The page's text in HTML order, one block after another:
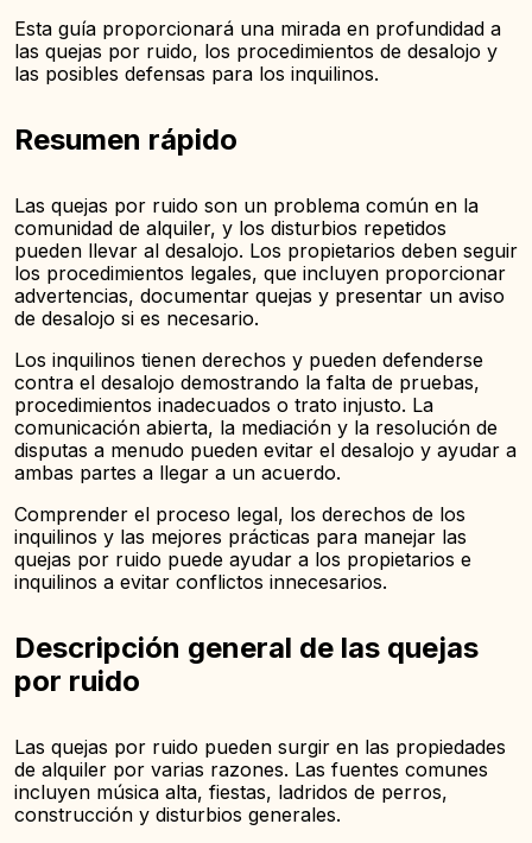
Esta guía proporcionará una mirada en profundidad a
las quejas por ruido, los procedimientos de desalojo y
las posibles defensas para los inquilinos.
Resumen rápido
Las quejas por ruido son un problema común en la
comunidad de alquiler, y los disturbios repetidos
pueden llevar al desalojo. Los propietarios deben seguir
los procedimientos legales, que incluyen proporcionar
advertencias, documentar quejas y presentar un aviso
de desalojo si es necesario.
Los inquilinos tienen derechos y pueden defenderse
contra el desalojo demostrando la falta de pruebas,
procedimientos inadecuados o trato injusto. La
comunicación abierta, la mediación y la resolución de
disputas a menudo pueden evitar el desalojo y ayudar a
ambas partes a llegar a un acuerdo.
Comprender el proceso legal, los derechos de los
inquilinos y las mejores prácticas para manejar las
quejas por ruido puede ayudar a los propietarios e
inquilinos a evitar conflictos innecesarios.
Descripción general de las quejas
por ruido
Las quejas por ruido pueden surgir en las propiedades
de alquiler por varias razones. Las fuentes comunes
incluyen música alta, fiestas, ladridos de perros,
construcción y disturbios generales.